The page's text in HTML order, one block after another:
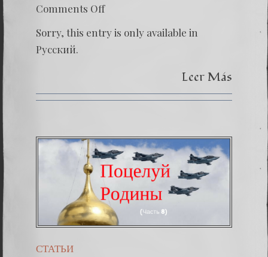
Comments Off
Sorry, this entry is only available in
Русский.
Leer Más
СТАТЬИ